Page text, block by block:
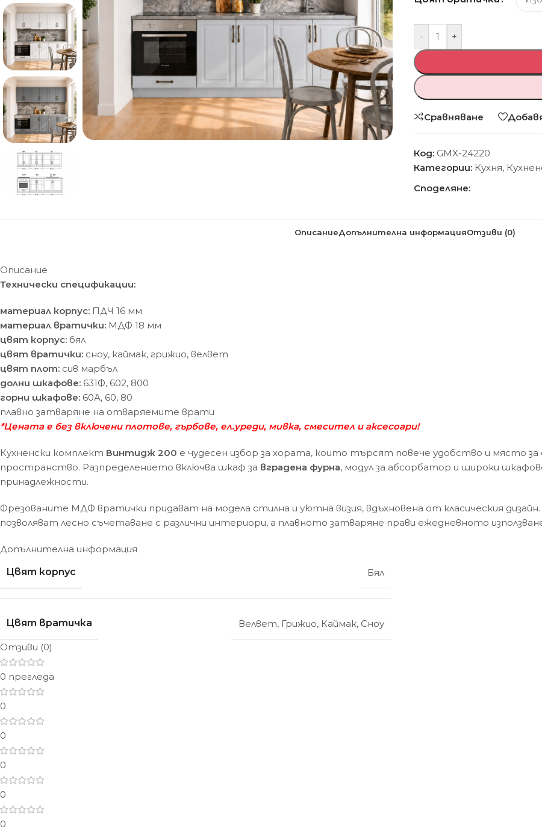
- +
Сравняване
Код: GMX-24220
Категории: Кухня,
Споделяне:
ОписаниеДопълнителна информацияОтзиви (0)
Описание
Технически спецификации:
материал корпус: ПДЧ 16 мм
материал вратички: МДФ 18 мм
цвят корпус: бял
цвят вратички: сноу, каймак, грижио, велвет
цвят плот: сив марбъл
долни шкафове: 631Ф, 602, 800
горни шкафове: 60А, 60, 80
плавно затваряне на отваряемите врати
*Цената е без включени плотове, гърбове, ел.уреди, мивка, смесител и аксесоари!
Кухненски комплект Винтидж 200 е чудесен избор за хората, които търсят повече удобство и място за
пространство. Разпределението включва шкаф за вградена фурна, модул за абсорбатор и широки
принадлежности.
Фрезованите МДФ вратички придават на модела стилна и уютна визия, вдъхновена от класическия
позволяват лесно съчетаване с различни интериори, а плавното затваряне прави ежедневното
Допълнителна информация
Цвят корпус
Бял
Цвят вратичка Велвет, Грижио, Каймак, Сноу
Отзиви (0)
0 прегледа
0
0
0
0
0